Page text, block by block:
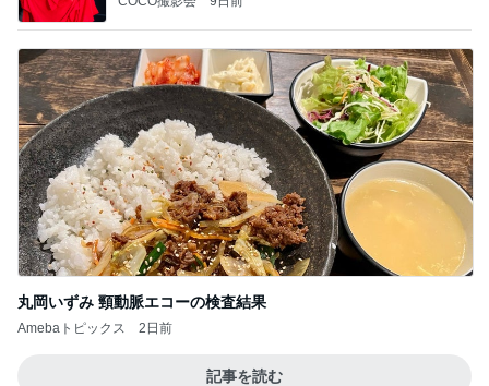
丸岡いずみ 頸動脈エコーの検査結果
Amebaトピックス 2日前
記事を読む